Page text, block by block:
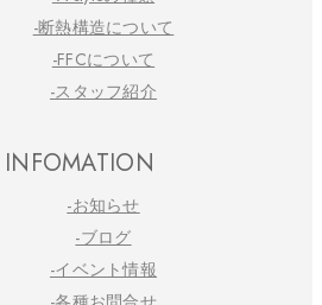
-断熱構造について
-FFCについて
-スタッフ紹介
INFOMATION
-お知らせ
-ブログ
-イベント情報